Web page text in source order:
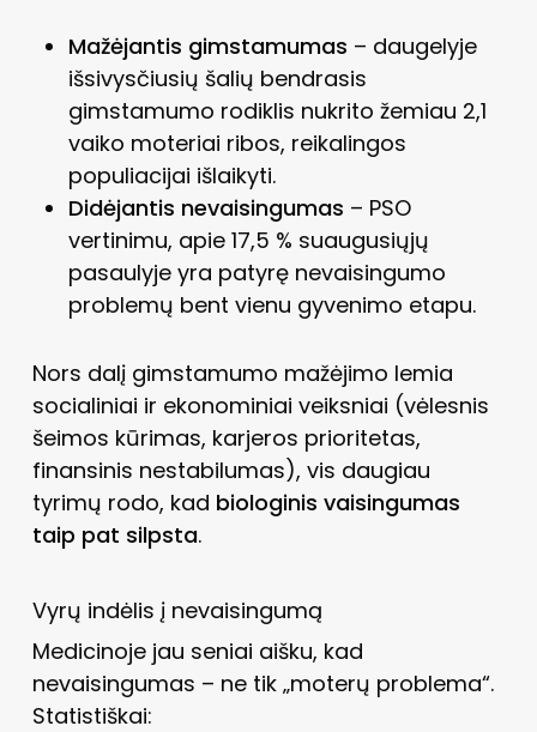
Mažėjantis gimstamumas – daugelyje
išsivysčiusių šalių bendrasis
gimstamumo rodiklis nukrito žemiau 2,1
vaiko moteriai ribos, reikalingos
populiacijai išlaikyti.
Didėjantis nevaisingumas – PSO
vertinimu, apie 17,5 % suaugusiųjų
pasaulyje yra patyrę nevaisingumo
problemų bent vienu gyvenimo etapu.
Nors dalį gimstamumo mažėjimo lemia
socialiniai ir ekonominiai veiksniai (vėlesnis
šeimos kūrimas, karjeros prioritetas,
finansinis nestabilumas), vis daugiau
tyrimų rodo, kad biologinis vaisingumas
taip pat silpsta.
Vyrų indėlis į nevaisingumą
Medicinoje jau seniai aišku, kad
nevaisingumas – ne tik „moterų problema“.
Statistiškai: